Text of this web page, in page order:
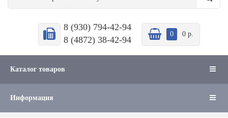
8 (930) 794-42-94
8 (4872) 38-42-94
0 0 р.
Каталог товаров
Информация